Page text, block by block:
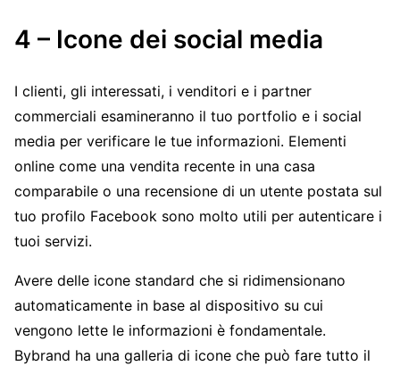
4 – Icone dei social media
I clienti, gli interessati, i venditori e i partner
commerciali esamineranno il tuo portfolio e i social
media per verificare le tue informazioni. Elementi
online come una vendita recente in una casa
comparabile o una recensione di un utente postata sul
tuo profilo Facebook sono molto utili per autenticare i
tuoi servizi.
Avere delle icone standard che si ridimensionano
automaticamente in base al dispositivo su cui
vengono lette le informazioni è fondamentale.
Bybrand ha una galleria di icone che può fare tutto il